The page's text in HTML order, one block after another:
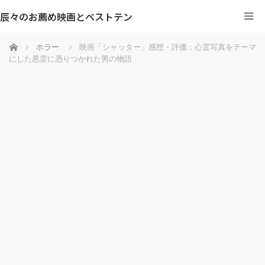
辰々のお薦め映画とベストテン
ホーム ホラー
映画「シャッター」感想・評価：心霊写真をテーマ
にした悪霊に憑りつかれた男の物語